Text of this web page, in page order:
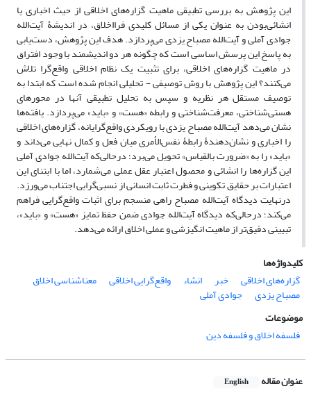
این پژوهش به بررسی تطبیقی ماهیت گزاره‌های اخلاقی از حیث اخباری یا
انشائی‌بودن به ‌عنوان یکی از مسائل کلیدی فرااخلاق، در اندیشۀ آیت‌الله
جوادی آملی و آیت‌الله مصباح یزدی می‌پردازد. هدف این پژوهش، دست‌یابی
به پاسخ این پرسش اساسی است که چگونه هر دو اندیشمند با وجود افتراق
در ماهیت گزاره‌های اخلاقی، برای تثبیت یک نظام اخلاقی واقع‌گرا تلاش
می‌کنند؟ این پژوهش با روش توصیفی - تحلیلی انجام شده است که ابتدا به
توصیف مستقل هر نظریه و سپس به تحلیل تطبیقی آنها در محورهای
هستی‌شناختی، معرفت‌شناختی و رابطه «هست» و «باید» می‌پردازد. یافته‌ها
نشان می‌دهد آیت‌الله مصباح یزدی با رویکردی واقع‌گرایانه، گزاره‌های اخلاقی
را اخباری و نشان‌دهندۀ رابطۀ نفس‌الأمری میان فعل و کمال نهایی می‌داند و
«باید» را به «ضرورت بالقیاس» تحویل می‌برد؛ درحالی‌که آیت‌الله جوادی آملی
این گزاره‌ها را انشائی و محصول اعتبار عقل عملی می‌شمارد، اما با ابتنای این
اعتبارات بر حقایق تکوینی و فطرت ثابت انسانی از نسبی‌گرایی اجتناب می‌ورزد.
درنهایت دیدگاه آیت‌الله مصباح راهی منسجم برای اثبات واقع‌گرایی فراهم
می‌کند؛ درحالی‌که دیدگاه آیت‌الله جوادی ضمن حفظ تمایز «هست» و «باید»،
تبیینی دقیق‌تر از ماهیت انگیزشی و عملی اخلاق ارائه می‌دهد.
کلیدواژه‌ها
گزاره‌های اخلاقی
خبر انشاء واقع‌گرایی اخلاقی معناشناسی اخلاق
مصباح یزدی
جوادی آملی
موضوعات
فلسفه اخلاق و فلسفه دین
عنوان مقاله English